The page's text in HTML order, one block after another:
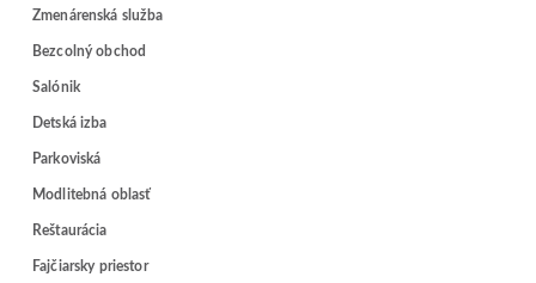
Zmenárenská služba
Bezcolný obchod
Salónik
Detská izba
Parkoviská
Modlitebná oblasť
Reštaurácia
Fajčiarsky priestor